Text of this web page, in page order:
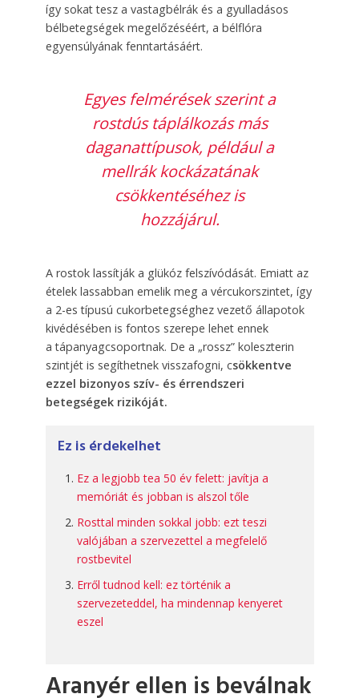
így sokat tesz a vastagbélrák és a gyulladásos
bélbetegségek megelőzéséért, a bélflóra
egyensúlyának fenntartásáért.
Egyes felmérések szerint a
rostdús táplálkozás más
daganattípusok, például a
mellrák kockázatának
csökkentéséhez is
hozzájárul.
A rostok lassítják a glükóz felszívódását. Emiatt az
ételek lassabban emelik meg a vércukorszintet, így
a 2-es típusú cukorbetegséghez vezető állapotok
kivédésében is fontos szerepe lehet ennek
a tápanyagcsoportnak. De a „rossz” koleszterin
szintjét is segíthetnek visszafogni, csökkentve
ezzel bizonyos szív- és érrendszeri
betegségek rizikóját.
Ez is érdekelhet
Ez a legjobb tea 50 év felett: javítja a
memóriát és jobban is alszol tőle
Rosttal minden sokkal jobb: ezt teszi
valójában a szervezettel a megfelelő
rostbevitel
Erről tudnod kell: ez történik a
szervezeteddel, ha mindennap kenyeret
eszel
Aranyér ellen is beválnak